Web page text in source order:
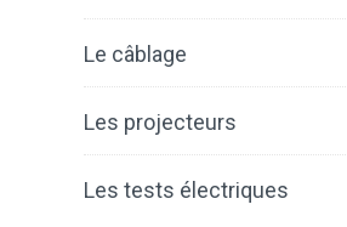
Le câblage
Les projecteurs
Les tests électriques